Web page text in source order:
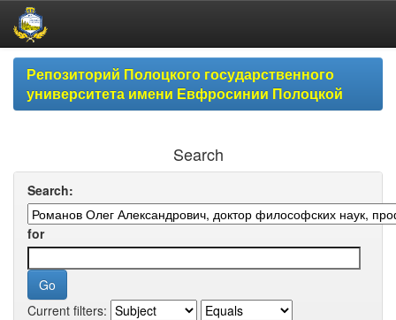
Skip
navigationРепозиторий Полоцкого государственного
университета имени Евфросинии Полоцкой
Search
Search:
for
Current filters: